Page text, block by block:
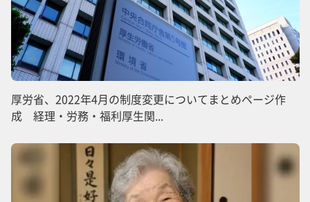
厚労省、2022年4月の制度変更についてまとめページ作
成 経理・労務・福利厚生関...